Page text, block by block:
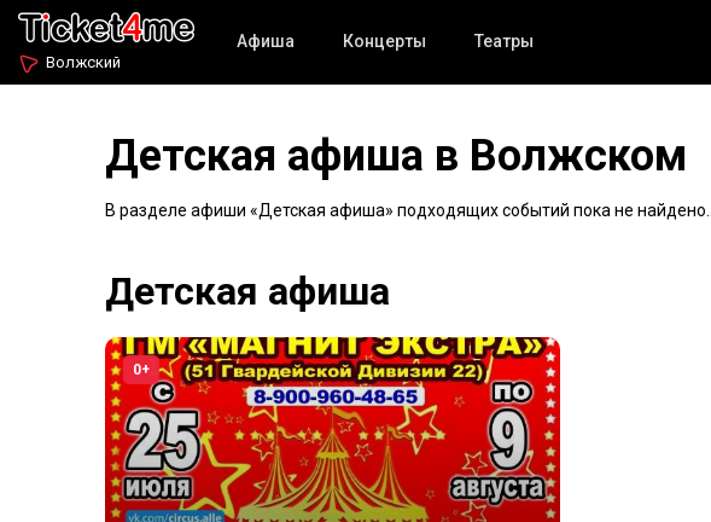
Волжский
Афиша Концерты Театры
Детская афиша в Волжском
В разделе афиши «Детская афиша» подходящих событий пока не
Детская афиша
0+